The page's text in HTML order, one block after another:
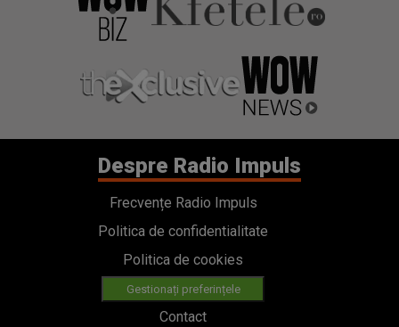
Despre Radio Impuls
Frecvențe Radio Impuls
Politica de confidentialitate
Politica de cookies
Gestionați preferințele
Contact